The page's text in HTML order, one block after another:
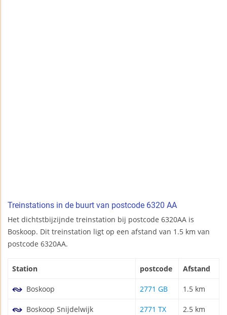
Treinstations in de buurt van postcode 6320 AA
Het dichtstbijzijnde treinstation bij postcode 6320AA is
Boskoop. Dit treinstation ligt op een afstand van 1.5 km van
postcode 6320AA.
Station postcode Afstand
Boskoop 2771 GB 1.5 km
Boskoop Snijdelwijk 2771 TX 2.5 km